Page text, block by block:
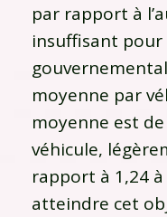
par rapport à
insuffisant
moyenne par
moyenne est
véhicule,
rapport à 1,24
atteindre cet